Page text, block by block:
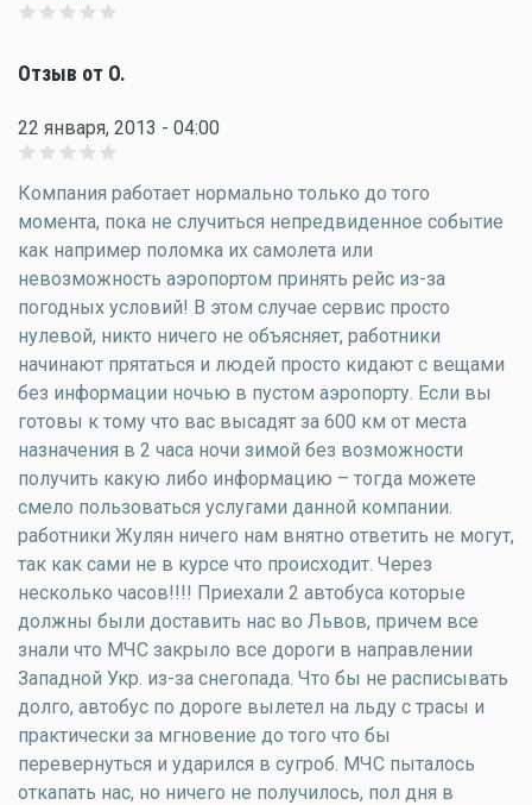
Отзыв от O.
22 января, 2013 - 04:00
Компания работает нормально только до того
момента, пока не случиться непредвиденное событие
как например поломка их самолета или
невозможность аэропортом принять рейс из-за
погодных условий! В этом случае сервис просто
нулевой, никто ничего не объясняет, работники
начинают прятаться и людей просто кидают с вещами
без информации ночью в пустом аэропорту. Если вы
готовы к тому что вас высадят за 600 км от места
назначения в 2 часа ночи зимой без возможности
получить какую либо информацию – тогда можете
смело пользоваться услугами данной компании.
работники Жулян ничего нам внятно ответить не могут,
так как сами не в курсе что происходит. Через
несколько часов!!!! Приехали 2 автобуса которые
должны были доставить нас во Львов, причем все
знали что МЧС закрыло все дороги в направлении
Западной Укр. из-за снегопада. Что бы не расписывать
долго, автобус по дороге вылетел на льду с трасы и
практически за мгновение до того что бы
перевернуться и ударился в сугроб. МЧС пыталось
откапать нас, но ничего не получилось, пол дня в